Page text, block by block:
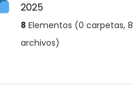
2025
8 Elementos (0 carpetas, 8
archivos)